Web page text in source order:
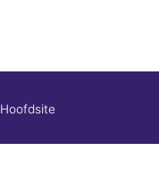
Hoofdsite